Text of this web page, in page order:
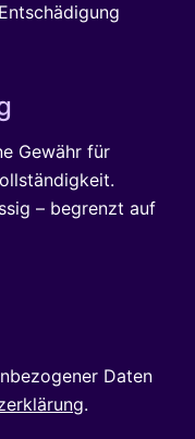
Gewähr für
– begrenzt auf
Daten
.